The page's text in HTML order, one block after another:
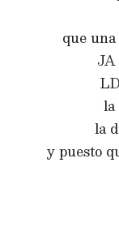
que
la
la
y puesto